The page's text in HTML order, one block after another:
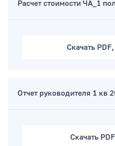
Расчет стоимости ЧА_1
Скачать
Отчет руководителя 1 кв
Скачать